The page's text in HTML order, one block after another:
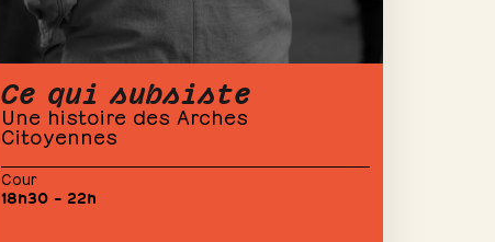
Ce qui subsiste
Une histoire des Arches
Citoyennes
Cour
18h30 – 22h